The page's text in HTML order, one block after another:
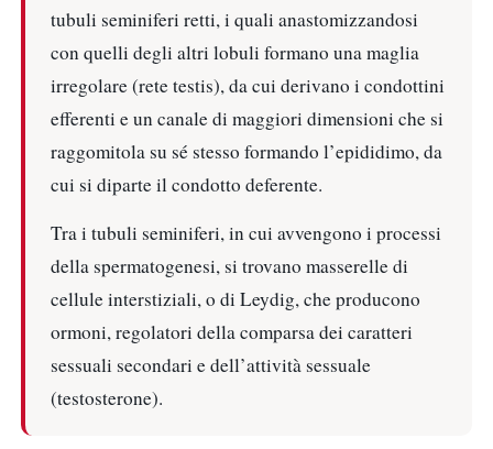
tubuli seminiferi retti, i quali anastomizzandosi
con quelli degli altri lobuli formano una maglia
irregolare (rete testis), da cui derivano i condottini
efferenti e un canale di maggiori dimensioni che si
raggomitola su sé stesso formando l’epididimo, da
cui si diparte il condotto deferente.
Tra i tubuli seminiferi, in cui avvengono i processi
della spermatogenesi, si trovano masserelle di
cellule interstiziali, o di Leydig, che producono
ormoni, regolatori della comparsa dei caratteri
sessuali secondari e dell’attività sessuale
(testosterone).